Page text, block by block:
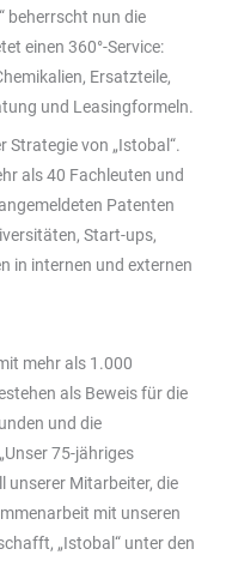
beherrscht nun die
einen 360°-Service:
Ersatzteile,
und Leasingformeln.
Strategie von „Istobal“.
als 40 Fachleuten und
Patenten
Start-ups,
in internen und externen
mehr als 1.000
als Beweis für die
und die
75-jähriges
unserer Mitarbeiter, die
mit unseren
„Istobal“ unter den